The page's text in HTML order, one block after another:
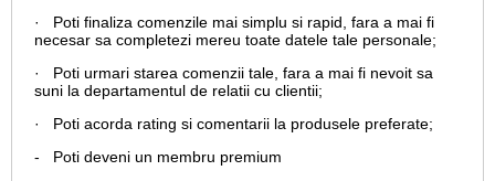
· Poti finaliza comenzile mai simplu si rapid, fara a mai fi
necesar sa completezi mereu toate datele tale personale;
· Poti urmari starea comenzii tale, fara a mai fi nevoit sa
suni la departamentul de relatii cu clientii;
· Poti acorda rating si comentarii la produsele preferate;
- Poti deveni un membru premium